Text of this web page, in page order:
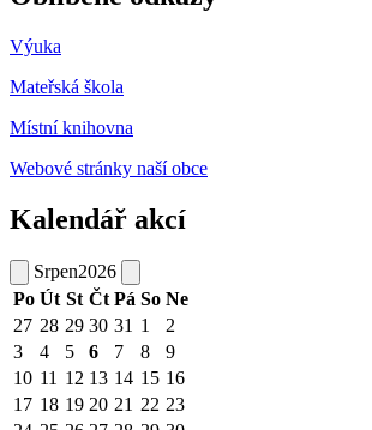
Výuka
Mateřská škola
Místní knihovna
Webové stránky naší obce
Kalendář akcí
Srpen2026
Po Út St Čt Pá So Ne
27 28 29 30 31 1
2
3
4 5 6 7 8
9
10 11 12 13 14 15 16
17 18 19 20 21 22 23